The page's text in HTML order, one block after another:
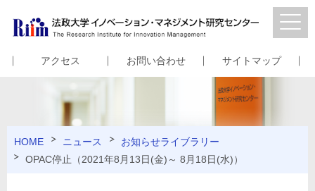
アクセス お問い合わせ サイトマップ
HOME ニュース お知らせライブラリー
OPAC停止（2021年8月13日(金)～ 8月18日(水)）